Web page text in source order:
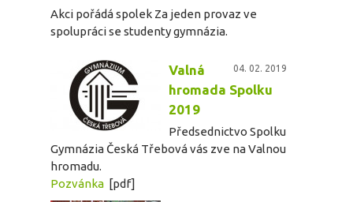
Akci pořádá spolek Za jeden provaz ve
spolupráci se studenty gymnázia.
04. 02. 2019
Valná
hromada Spolku
2019
Předsednictvo Spolku
Gymnázia Česká Třebová vás zve na Valnou
hromadu.
Pozvánka [pdf]